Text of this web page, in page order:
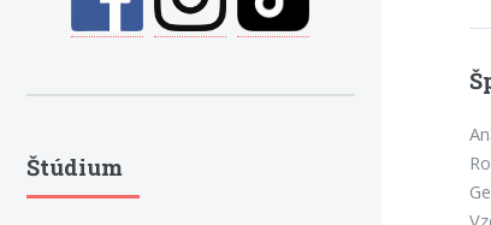
Štúdium